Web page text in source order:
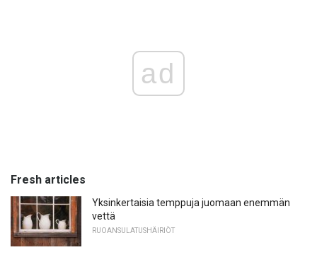
ad
Fresh articles
Yksinkertaisia ​​temppuja juomaan enemmän
vettä
RUOANSULATUSHÄIRIÖT